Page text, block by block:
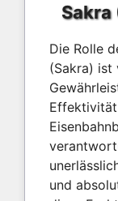
Die Rolle
(Sakra) ist
Effektivität
und